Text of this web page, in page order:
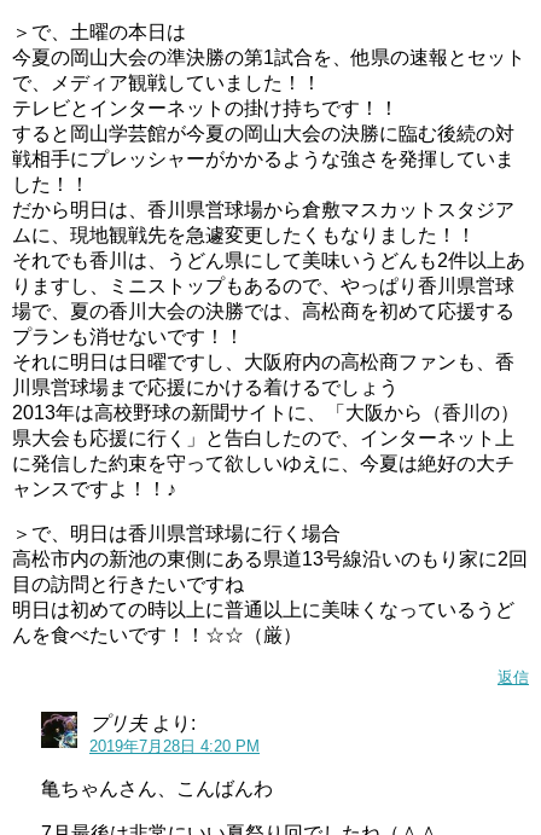
＞で、土曜の本日は
今夏の岡山大会の準決勝の第1試合を、他県の速報とセット
で、メディア観戦していました！！
テレビとインターネットの掛け持ちです！！
すると岡山学芸館が今夏の岡山大会の決勝に臨む後続の対
戦相手にプレッシャーがかかるような強さを発揮していま
した！！
だから明日は、香川県営球場から倉敷マスカットスタジア
ムに、現地観戦先を急遽変更したくもなりました！！
それでも香川は、うどん県にして美味いうどんも2件以上あ
りますし、ミニストップもあるので、やっぱり香川県営球
場で、夏の香川大会の決勝では、高松商を初めて応援する
プランも消せないです！！
それに明日は日曜ですし、大阪府内の高松商ファンも、香
川県営球場まで応援にかける着けるでしょう
2013年は高校野球の新聞サイトに、「大阪から（香川の）
県大会も応援に行く」と告白したので、インターネット上
に発信した約束を守って欲しいゆえに、今夏は絶好の大チ
ャンスですよ！！♪
＞で、明日は香川県営球場に行く場合
高松市内の新池の東側にある県道13号線沿いのもり家に2回
目の訪問と行きたいですね
明日は初めての時以上に普通以上に美味くなっているうど
んを食べたいです！！☆☆（厳）
返信
プリ夫 より:
2019年7月28日 4:20 PM
亀ちゃんさん、こんばんわ